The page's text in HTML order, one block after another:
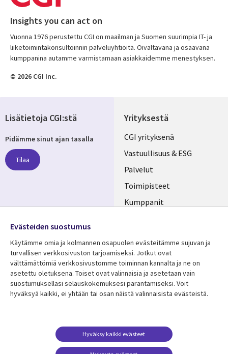
Insights you can act on
Vuonna 1976 perustettu CGI on maailman ja Suomen suurimpia IT- ja
liiketoimintakonsultoinnin palveluyhtiöitä. Oivaltavana ja osaavana
kumppanina autamme varmistamaan asiakkaidemme menestyksen.
© 2026 CGI Inc.
Yrityksestä
Useful
links
FINLAND
CGI yrityksenä
Vastuullisuus & ESG
Palvelut
Toimipisteet
Kumppanit
Resurssikeskus
Library
FINLAND
Asiakastarinat
Lisätietoa
Legal
Tietosuoja
Käyttöehdot
Yhteystiedot
Lisätietoja CGI:stä
Pidämme sinut ajan tasalla
Tilaa
Media
FINLAND
Evästeiden suostumus
Käytämme omia ja kolmannen osapuolen evästeitämme sujuvan ja
turvallisen verkkosivuston tarjoamiseksi. Jotkut ovat
välttämättömiä verkkosivustomme toiminnan kannalta ja ne on
asetettu oletuksena. Toiset ovat valinnaisia ​​ja asetetaan vain
suostumuksellasi selauskokemuksesi parantamiseksi. Voit
hyväksyä kaikki, ei yhtään tai osan näistä valinnaisista evästeistä.
Hyväksy kaikki evästeet